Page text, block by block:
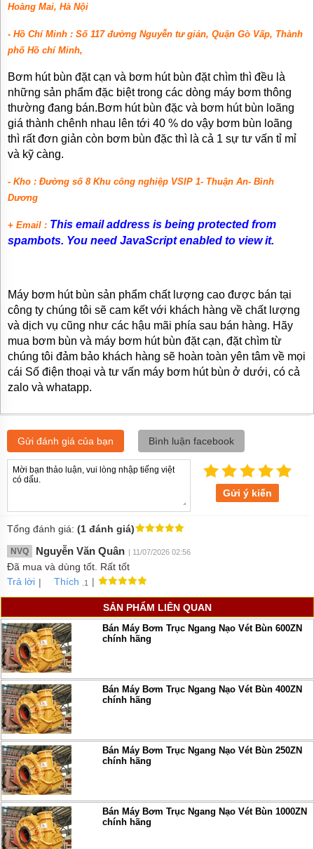
Hoàng Mai, Hà Nội
- Hồ Chí Minh : Số 117 đường Nguyễn tư giản, Quận Gò Vấp, Thành
phố Hồ chí Minh,
Bơm hút bùn đặt cạn và bơm hút bùn đặt chìm thì đều là
những sản phẩm đặc biệt trong các dòng máy bơm thông
thường đang bán.Bơm hút bùn đặc và bơm hút bùn loãng
giá thành chênh nhau lên tới 40 % do vậy bơm bùn loãng
thì rất đơn giản còn bơm bùn đặc thì là cả 1 sự tư vấn tỉ mỉ
và kỹ càng.
- Kho : Đường số 8 Khu công nghiệp VSIP 1- Thuận An- Bình
Dương
+ Email : This email address is being protected from
spambots. You need JavaScript enabled to view it.
Máy bơm hút bùn sản phẩm chất lượng cao được bán tại
công ty chúng tôi sẽ cam kết với khách hàng về chất lượng
và dịch vụ cũng như các hậu mãi phía sau bán hàng. Hãy
mua bơm bùn và máy bơm hút bùn đặt cạn, đặt chìm từ
chúng tôi đảm bảo khách hàng sẽ hoàn toàn yên tâm về mọi
cái Số điện thoại và tư vấn máy bơm hút bùn ở dưới, có cả
zalo và whatapp.
Gửi đánh giá của bạn Bình luận facebook
Gửi ý kiến
Tổng đánh giá: (1 đánh giá)
NVQ Nguyễn Văn Quân | 11/07/2026 02:56
Đã mua và dùng tốt. Rất tốt
Trả lời | Thích .1 |
SẢN PHẨM LIÊN QUAN
Bán Máy Bơm Trục Ngang Nạo Vét Bùn 600ZN
chính hãng
Bán Máy Bơm Trục Ngang Nạo Vét Bùn 400ZN
chính hãng
Bán Máy Bơm Trục Ngang Nạo Vét Bùn 250ZN
chính hãng
Bán Máy Bơm Trục Ngang Nạo Vét Bùn 1000ZN
chính hãng